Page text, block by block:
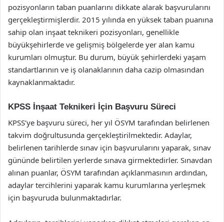
pozisyonların taban puanlarını dikkate alarak başvurularını
gerçekleştirmişlerdir. 2015 yılında en yüksek taban puanına
sahip olan inşaat teknikeri pozisyonları, genellikle
büyükşehirlerde ve gelişmiş bölgelerde yer alan kamu
kurumları olmuştur. Bu durum, büyük şehirlerdeki yaşam
standartlarının ve iş olanaklarının daha cazip olmasından
kaynaklanmaktadır.
KPSS İnşaat Teknikeri İçin Başvuru Süreci
KPSS’ye başvuru süreci, her yıl ÖSYM tarafından belirlenen
takvim doğrultusunda gerçekleştirilmektedir. Adaylar,
belirlenen tarihlerde sınav için başvurularını yaparak, sınav
gününde belirtilen yerlerde sınava girmektedirler. Sınavdan
alınan puanlar, ÖSYM tarafından açıklanmasının ardından,
adaylar tercihlerini yaparak kamu kurumlarına yerleşmek
için başvuruda bulunmaktadırlar.